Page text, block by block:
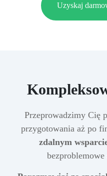
Uzyskaj
Przeprowadzimy Cię
przygotowania aż po
zdalnym
bezproblemowe